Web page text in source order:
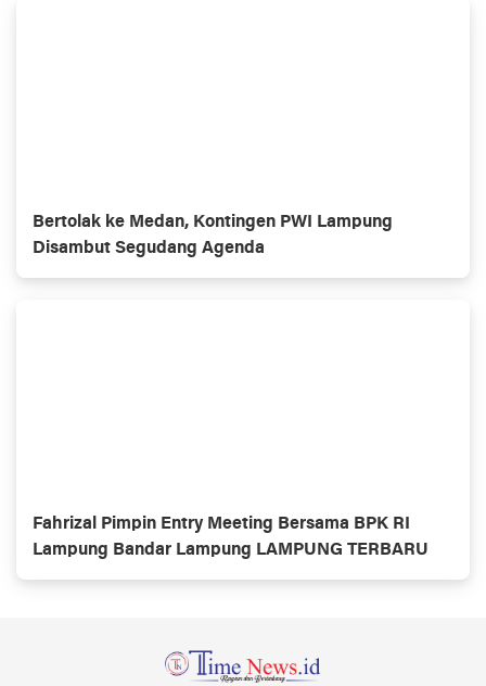
Bertolak ke Medan, Kontingen PWI Lampung
Disambut Segudang Agenda
Fahrizal Pimpin Entry Meeting Bersama BPK RI
Lampung Bandar Lampung LAMPUNG TERBARU